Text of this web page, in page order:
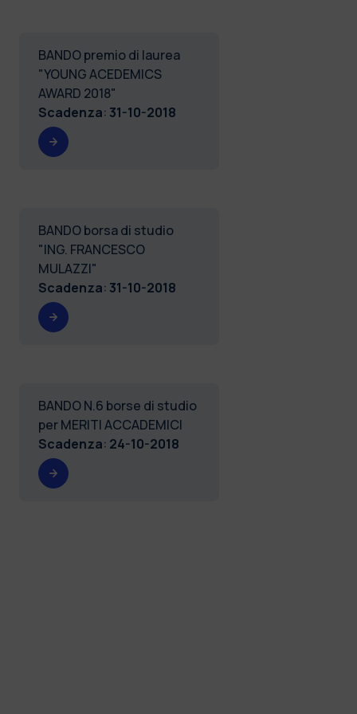
BANDO premio di laurea
"YOUNG ACEDEMICS
AWARD 2018"
Scadenza: 31-10-2018
BANDO borsa di studio
"ING. FRANCESCO
MULAZZI"
Scadenza: 31-10-2018
BANDO N.6 borse di studio
per MERITI ACCADEMICI
Scadenza: 24-10-2018